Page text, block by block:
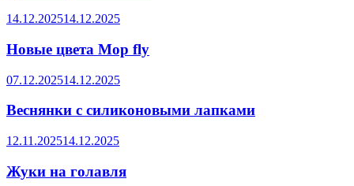
14.12.202514.12.2025
Новые цвета Mop fly
07.12.202514.12.2025
Веснянки с силиконовыми лапками
12.11.202514.12.2025
Жуки на голавля